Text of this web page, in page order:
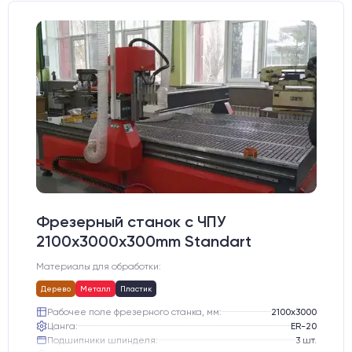
Фрезерный станок с ЧПУ
2100x3000x300mm Standart
Материалы для обработки:
Дерево Металл Пластик
Рабочее поле фрезерного станка, мм:
2100х3000
Цанга:
ER-20
Подшипники шпинделя:
3 шт.